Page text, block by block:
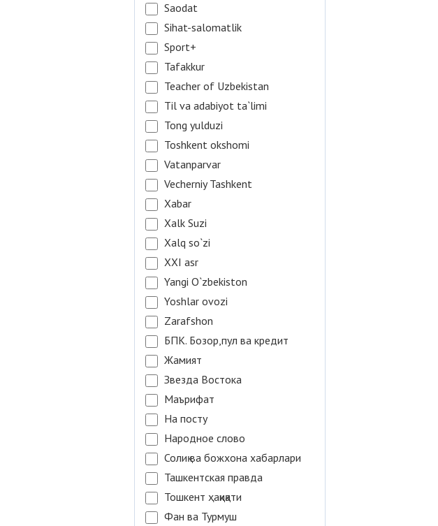
Saodat
Sihat-salomatlik
Sport+
Tafakkur
Teacher of Uzbekistan
Til va adabiyot ta`limi
Tong yulduzi
Toshkent okshomi
Vatanparvar
Vecherniy Tashkent
Xabar
Xalk Suzi
Xalq so`zi
XXI asr
Yangi O`zbekiston
Yoshlar ovozi
Zarafshon
БПК. Бозор,пул ва кредит
Жамият
Звезда Востока
Маърифат
На посту
Народное слово
Солиқ ва божхона хабарлари
Ташкентская правда
Тошкент ҳақиқати
Фан ва Турмуш